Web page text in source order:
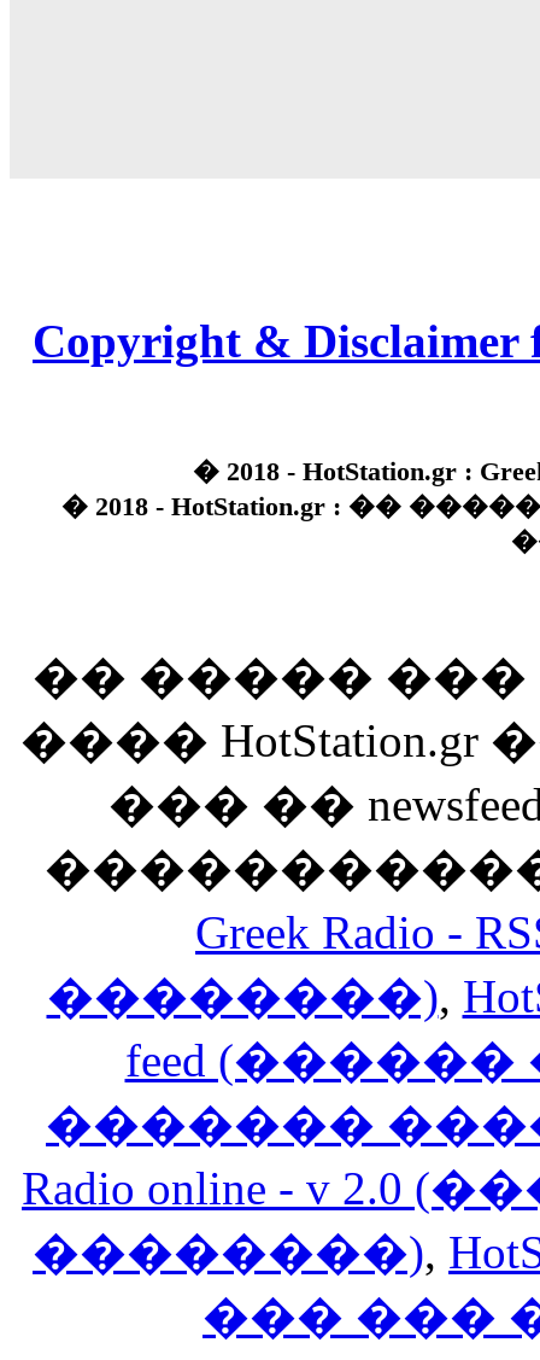
Copyright & Disclaimer
� 2018 - HotStation.gr :
� 2018 - HotStation.gr : ��
�� �����
����
��� ��
Greek Radio
��������),
feed
�������
Radio online - v
��������),
��� ���